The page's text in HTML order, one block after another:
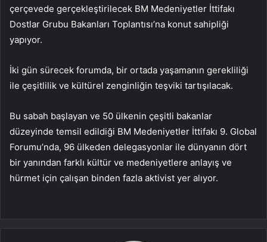
çerçevede gerçekleştirilecek BM Medeniyetler İttifakı
Dostlar Grubu Bakanları Toplantısı’na konut sahipliği
yapıyor.
İki gün sürecek forumda, bir ortada yaşamanın gerekliliği
ile çeşitlilik ve kültürel zenginliğin teşviki tartışılacak.
Bu sabah başlayan ve 50 ülkenin çeşitli bakanlar
düzeyinde temsil edildiği BM Medeniyetler İttifakı 9. Global
Forumu’nda, 96 ülkeden delegasyonlar ile dünyanın dört
bir yanından farklı kültür ve medeniyetlere anlayış ve
hürmet için çalışan binden fazla aktivist yer alıyor.